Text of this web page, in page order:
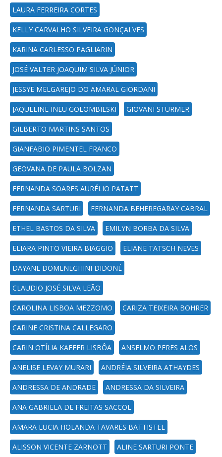
LAURA FERREIRA CORTES
KELLY CARVALHO SILVEIRA GONÇALVES
KARINA CARLESSO PAGLIARIN
JOSÉ VALTER JOAQUIM SILVA JÚNIOR
JESSYE MELGAREJO DO AMARAL GIORDANI
JAQUELINE INEU GOLOMBIESKI GIOVANI STURMER
GILBERTO MARTINS SANTOS
GIANFABIO PIMENTEL FRANCO
GEOVANA DE PAULA BOLZAN
FERNANDA SOARES AURÉLIO PATATT
FERNANDA SARTURI FERNANDA BEHEREGARAY CABRAL
ETHEL BASTOS DA SILVA EMILYN BORBA DA SILVA
ELIARA PINTO VIEIRA BIAGGIO ELIANE TATSCH NEVES
DAYANE DOMENEGHINI DIDONÉ
CLAUDIO JOSÉ SILVA LEÃO
CAROLINA LISBOA MEZZOMO CARIZA TEIXEIRA BOHRER
CARINE CRISTINA CALLEGARO
CARIN OTÍLIA KAEFER LISBÔA ANSELMO PERES ALOS
ANELISE LEVAY MURARI ANDRÉIA SILVEIRA ATHAYDES
ANDRESSA DE ANDRADE ANDRESSA DA SILVEIRA
ANA GABRIELA DE FREITAS SACCOL
AMARA LUCIA HOLANDA TAVARES BATTISTEL
ALISSON VICENTE ZARNOTT ALINE SARTURI PONTE